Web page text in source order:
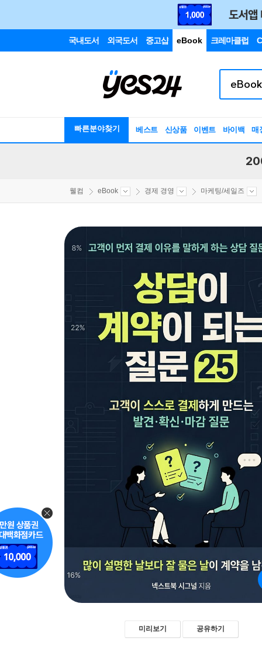
국내도서 외국도서 중고샵 eBook 크레마클럽
빠른분야찾기 베스트 신상품 이벤트 바이백 매
웰컴 eBook 경제 경영 마케팅/세일즈
미리보기 공유하기